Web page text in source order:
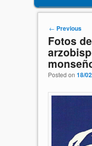
Post navigation
← Previous
Fotos
Posted on 18/